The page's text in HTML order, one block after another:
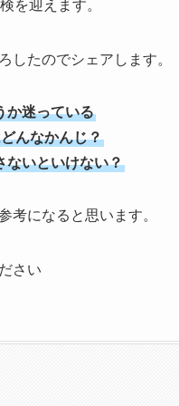
を迎えます。
したのでシェアします。
か迷っている
んなかんじ？
ないといけない？
考になると思います。
さい